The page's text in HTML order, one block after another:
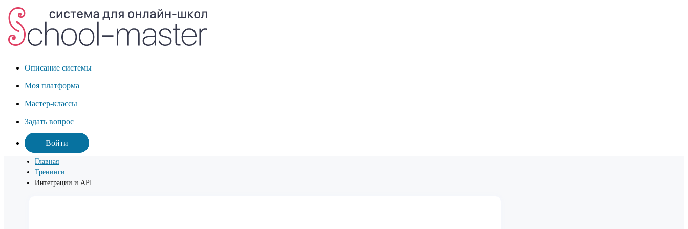
Описание системы
Моя платформа
Мастер-классы
Задать вопрос
Войти
Главная
Тренинги
Интеграции и API